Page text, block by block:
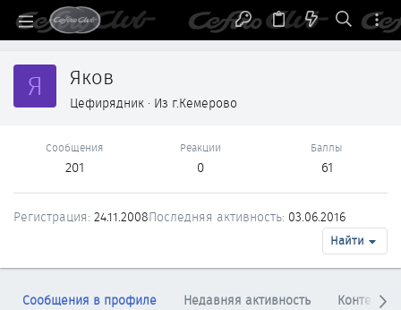
Я Яков
Цефирядник · Из г.Кемерово
Сообщения
201
Реакции
0
Баллы
61
Регистрация 24.11.2008Последняя активность 03.06.2016
Найти
Сообщения в профиле Недавняя активность Контент